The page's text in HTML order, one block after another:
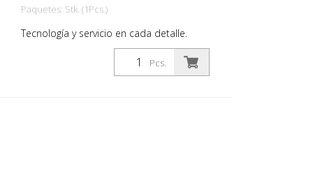
Paquetes: Stk. (1Pcs.)
Tecnología y servicio en cada detalle.
Gracias a nuestro Road Taper Plus, las
desviaciones e inexactitudes causadas a
menudo por los dispositivos de
Pcs.